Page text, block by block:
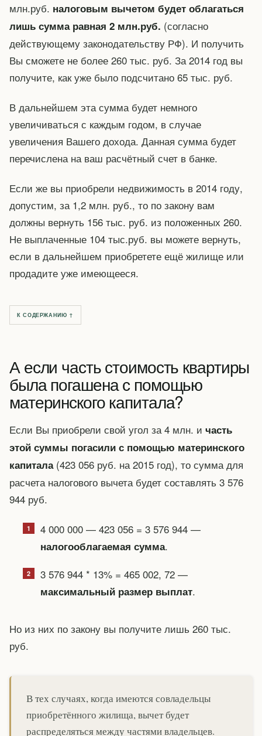
млн.руб. налоговым вычетом будет облагаться
лишь сумма равная 2 млн.руб. (согласно
действующему законодательству РФ). И получить
Вы сможете не более 260 тыс. руб. За 2014 год вы
получите, как уже было подсчитано 65 тыс. руб.
В дальнейшем эта сумма будет немного
увеличиваться с каждым годом, в случае
увеличения Вашего дохода. Данная сумма будет
перечислена на ваш расчётный счет в банке.
Если же вы приобрели недвижимость в 2014 году,
допустим, за 1,2 млн. руб., то по закону вам
должны вернуть 156 тыс. руб. из положенных 260.
Не выплаченные 104 тыс.руб. вы можете вернуть,
если в дальнейшем приобретете ещё жилище или
продадите уже имеющееся.
К СОДЕРЖАНИЮ ↑
А если часть стоимость квартиры
была погашена с помощью
материнского капитала?
Если Вы приобрели свой угол за 4 млн. и часть
этой суммы погасили с помощью материнского
капитала(423 056 руб. на 2015 год), то сумма для
расчета налогового вычета будет составлять 3 576
944 руб.
4 000 000 — 423 056 = 3 576 944 —
налогооблагаемая сумма.
3 576 944 * 13% = 465 002, 72 —
максимальный размер выплат.
Но из них по закону вы получите лишь 260 тыс.
руб.
В тех случаях, когда имеются совладельцы
приобретённого жилища, вычет будет
распределяться между частями владельцев.